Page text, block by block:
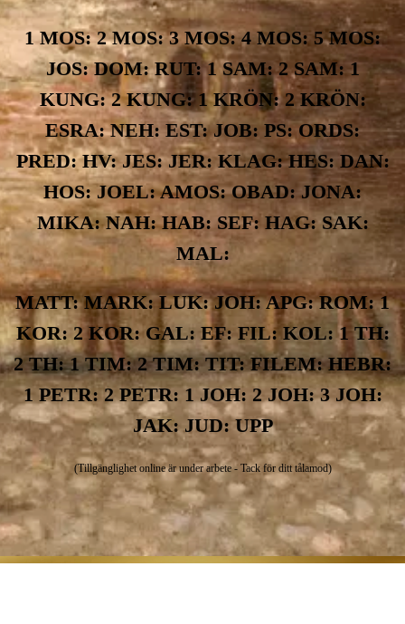
1 MOS: 2 MOS: 3 MOS: 4 MOS: 5 MOS:
JOS: DOM: RUT: 1 SAM: 2 SAM: 1
KUNG: 2 KUNG: 1 KRÖN: 2 KRÖN:
ESRA: NEH: EST: JOB: PS: ORDS:
PRED: HV: JES: JER: KLAG: HES: DAN:
HOS: JOEL: AMOS: OBAD: JONA:
MIKA: NAH: HAB: SEF: HAG: SAK:
MAL:
MATT: MARK: LUK: JOH: APG: ROM: 1
KOR: 2 KOR: GAL: EF: FIL: KOL: 1 TH:
2 TH: 1 TIM: 2 TIM: TIT: FILEM: HEBR:
1 PETR: 2 PETR: 1 JOH: 2 JOH: 3 JOH:
JAK: JUD: UPP
(Tillgänglighet online är under arbete - Tack för ditt tålamod)